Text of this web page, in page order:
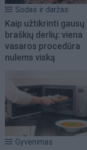
Sodas ir daržas
Kaip užtikrinti gausų
braškių derlių: viena
vasaros procedūra
nulems viską
Gyvenimas